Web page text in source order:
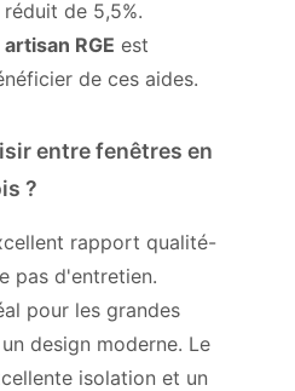
de 5,5%.
artisan RGE est
de ces aides.
entre fenêtres en
?
rapport qualité-
pas d'entretien.
pour les grandes
design moderne. Le
isolation et un